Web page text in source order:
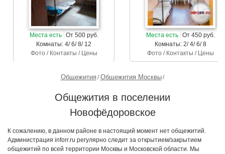
Места есть От 500 руб.
Комнаты: 4/ 6/ 8/ 12
Фото / Контакты / Цены
Места есть От 450 руб.
Комнаты: 2/ 4/ 6/ 8
Фото / Контакты / Цены
Общежития Общежития Москвы
Общежития в поселении
Новофёдоровское
К сожалению, в данном районе в настоящий момент нет общежитий.
Администрация inforr.ru регулярно следит за открытием/закрытием
общежитий по всей территории Москвы и Московской области. Мы